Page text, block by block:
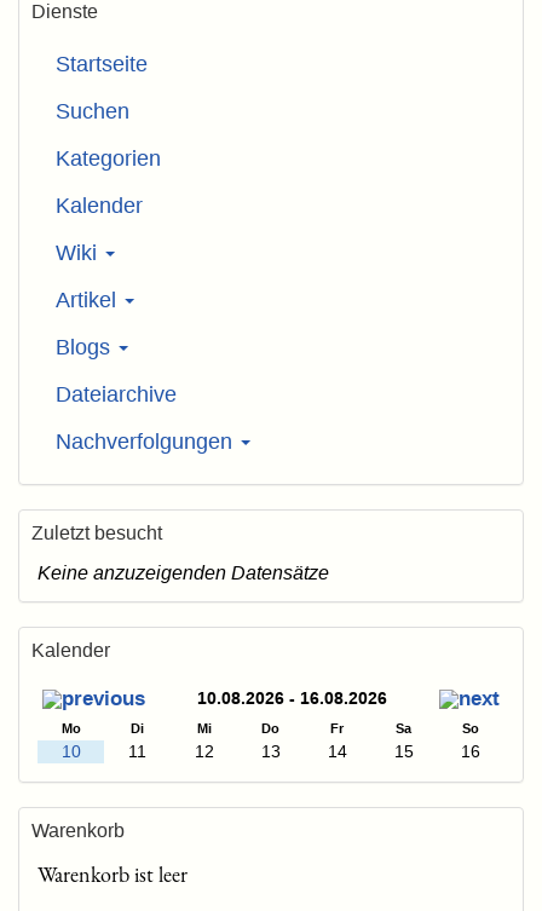
Dienste
Startseite
Suchen
Kategorien
Kalender
Wiki
Artikel
Blogs
Dateiarchive
Nachverfolgungen
Zuletzt besucht
Keine anzuzeigenden Datensätze
Kalender
10.08.2026 - 16.08.2026
Mo Di Mi Do Fr Sa So
10 11 12 13 14 15 16
Warenkorb
Warenkorb ist leer